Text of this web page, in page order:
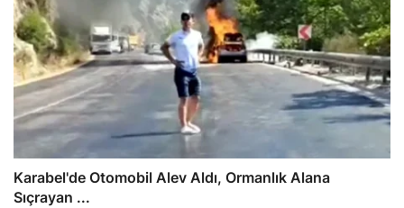
Karabel'de Otomobil Alev Aldı, Ormanlık Alana
Sıçrayan ...